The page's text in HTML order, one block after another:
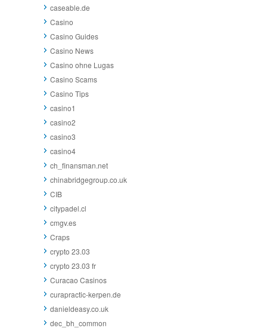
caseable.de
Casino
Casino Guides
Casino News
Casino ohne Lugas
Casino Scams
Casino Tips
casino1
casino2
casino3
casino4
ch_finansman.net
chinabridgegroup.co.uk
CIB
citypadel.cl
cmgv.es
Craps
crypto 23.03
crypto 23.03 fr
Curacao Casinos
curapractic-kerpen.de
danieldeasy.co.uk
dec_bh_common